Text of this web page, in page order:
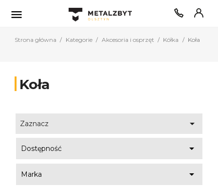

Strona główna Kategorie Akcesoria i osprzęt Kółka Koła
Koła
Zaznacz 
Dostępność 
Marka 